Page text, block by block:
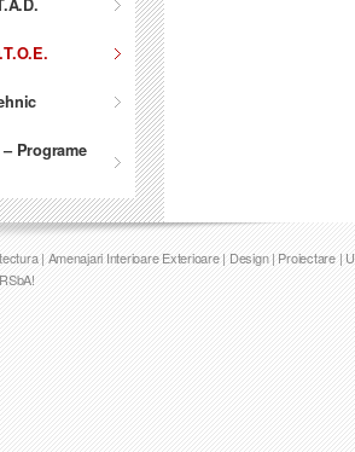
Programe
| Amenajari Interioare Exterioare | Design | Proiectare |